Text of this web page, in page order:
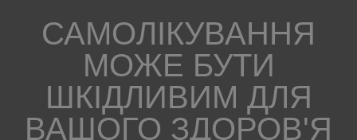
САМОЛІКУВАННЯ
МОЖЕ БУТИ
ШКІДЛИВИМ ДЛЯ
ВАШОГО ЗДОРОВ'Я